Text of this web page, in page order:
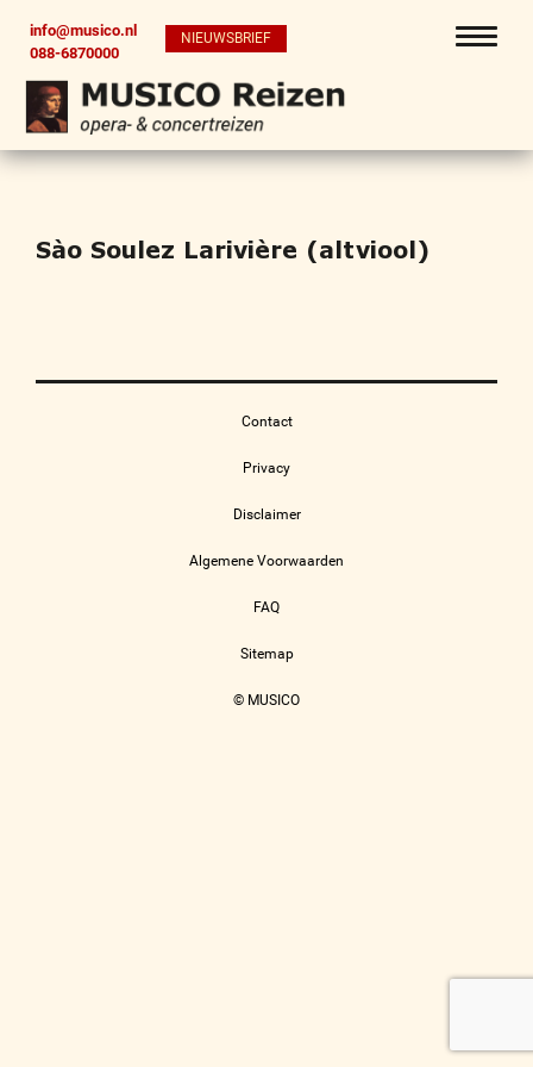
info@musico.nl
088-6870000
NIEUWSBRIEF
Sào Soulez Larivière (altviool)
Contact
Privacy
Disclaimer
Algemene Voorwaarden
FAQ
Sitemap
© MUSICO